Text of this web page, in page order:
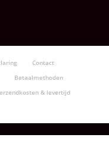
Contact
Betaalmethoden
& levertijd